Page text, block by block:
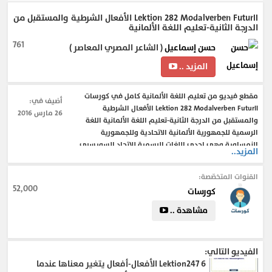
Lektion 282 Modalverben FuturII الأفعال الشرطية والمستقبل من
الدرجة الثانية-تعليم اللغة الألمانية
761 حسن إسماعيل( الشاعر المصري المعاصر )
المزيد ..
أضيف في:
26 مارس 2016
مقطع فيديو من تعليم اللغة الألمانية كامل في كورسات
Lektion 282 Modalverben FuturII الأفعال الشرطية
والمستقبل من الدرجة الثانية-تعليم اللغة الألمانية اللغة
الرسمية للجمهورية الألمانية الاتحادية وللجمهورية
النمساوية وهي إحدى اللغات الرسمية للاتحاد السويسري.
تنتمي
بسيطة وسهلة وواضحة .
تعلم_اللغة_الالمانية_للمبتدئين
#تعلم_اللغة_الالمانية_اون_لاين
المزيد..
القنوات المتخصّصة:
52,000
كورسات
مشاهدة ..
الفيديو التالي:
6
Lektion247 الأفعال-أفعال يتغير معناها عندما